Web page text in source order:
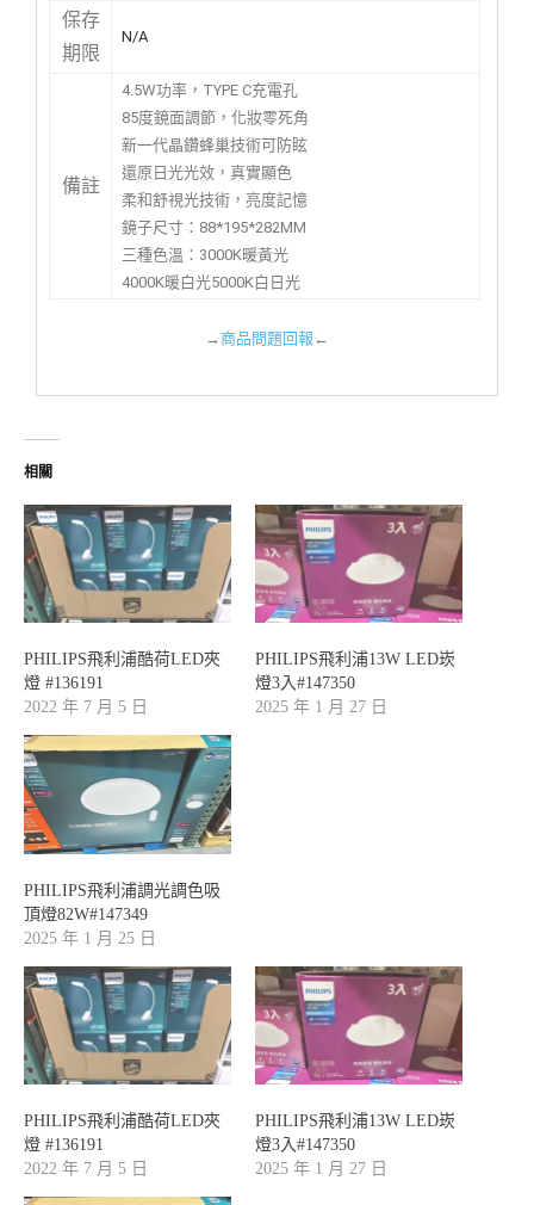
保存
期限
N/A
備註
4.5W功率，TYPE C充電孔
85度鏡面調節，化妝零死角
新一代晶鑽蜂巢技術可防眩
還原日光光效，真實顯色
柔和舒視光技術，亮度記憶
鏡子尺寸：88*195*282MM
三種色溫：3000K暖黃光
4000K暖白光5000K白日光
→ 商品問題回報 ←
相關
PHILIPS飛利浦酷荷LED夾
燈 #136191
2022 年 7 月 5 日
PHILIPS飛利浦13W LED崁
燈3入#147350
2025 年 1 月 27 日
PHILIPS飛利浦調光調色吸
頂燈82W#147349
2025 年 1 月 25 日
PHILIPS飛利浦酷荷LED夾
燈 #136191
2022 年 7 月 5 日
PHILIPS飛利浦13W LED崁
燈3入#147350
2025 年 1 月 27 日